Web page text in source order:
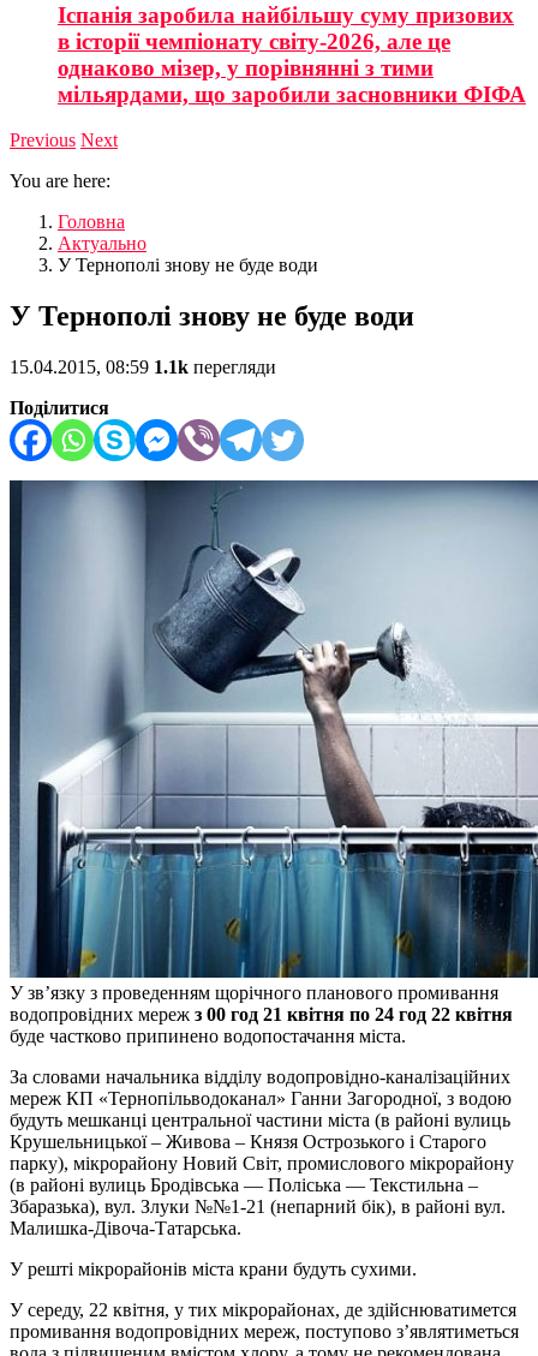
Іспанія заробила найбільшу суму призових
в історії чемпіонату світу-2026, але це
однаково мізер, у порівнянні з тими
мільярдами, що заробили засновники ФІФА
Previous Next
You are here:
Головна
Актуально
У Тернополі знову не буде води
У Тернополі знову не буде води
15.04.2015, 08:59 1.1k перегляди
Поділитися
У зв’язку з проведенням щорічного планового промивання
водопровідних мереж з 00 год 21 квітня по 24 год 22 квітня
буде частково припинено водопостачання міста.
За словами начальника відділу водопровідно-каналізаційних
мереж КП «Тернопільводоканал» Ганни Загородної, з водою
будуть мешканці центральної частини міста (в районі вулиць
Крушельницької – Живова – Князя Острозького і Старого
парку), мікрорайону Новий Світ, промислового мікрорайону
(в районі вулиць Бродівська — Поліська — Текстильна –
Збаразька), вул. Злуки №№1-21 (непарний бік), в районі вул.
Малишка-Дівоча-Татарська.
У решті мікрорайонів міста крани будуть сухими.
У середу, 22 квітня, у тих мікрорайонах, де здійснюватимется
промивання водопровідних мереж, поступово з’являтиметься